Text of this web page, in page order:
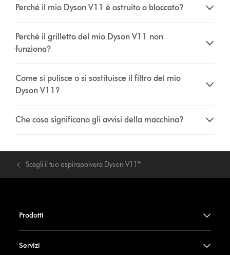
Perché il mio Dyson V11 è ostruito o bloccato?
Perché il grilletto del mio Dyson V11 non
funziona?
Come si pulisce o si sostituisce il filtro del mio
Dyson V11?
Che cosa significano gli avvisi della macchina?
Scegli il tuo aspirapolvere Dyson V11™
Prodotti
Servizi